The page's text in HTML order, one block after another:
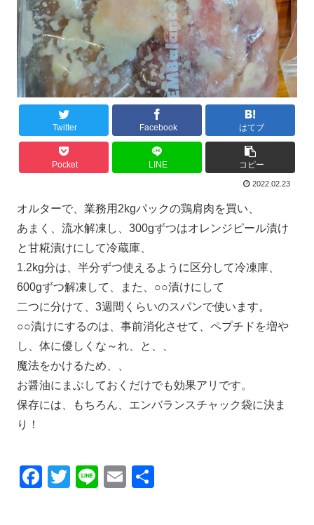
Twitter Facebook はてブ
Pocket LINE コピー
2022.02.23
オルターで、業務用2kgパックの鶏肩肉を買い、
あまく、流水解凍し、300gずつはオレンジピール漬け
と甘糀漬けにして冷蔵庫、
1.2kg分は、半分ずつ使えるように区分して冷凍庫、
600gずつ解凍して、また、○○漬けにして
二つに分けて、3週間くらいのスパンで使います。
○○漬けにするのは、事前消化させて、ペプチドを増や
し、体に優しくな～れ、と、、
魔法をかけるため、、
お醤油にまぶしておくだけでも効果アリです。
保存には、もちろん、エンバランスチャック袋に決ま
り！
F
T
Li
E